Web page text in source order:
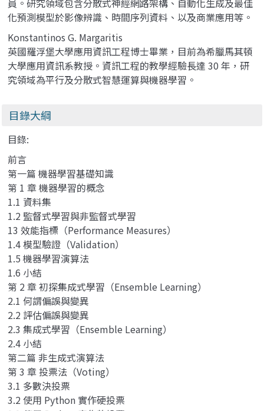
化預測模型於影像辨識、時間序列資料、以及商業應用等。
Konstantinos G. Margaritis
英國羅浮堡大學應用資訊工程博士畢業，目前為希臘馬其頓
大學應用資訊系教授。資訊工程的教學經驗長達 30 年，研
究領域為平行及分散式智慧運算與機器學習。
目錄大綱
目錄:
前言
第一篇 機器學習基礎知識
第 1 章 機器學習的概念
1.1 資料集
1.2 監督式學習與非監督式學習
13 效能指標（Performance Measures）
1.4 模型驗證（Validation）
1.5 機器學習演算法
1.6 小結
第 2 章 初探集成式學習（Ensemble Learning）
2.1 何謂偏誤與變異
2.2 評估偏誤與變異
2.3 集成式學習（Ensemble Learning）
2.4 小結
第二篇 非生成式演算法
第 3 章 投票法（Voting）
3.1 多數決投票
3.2 使用 Python 實作硬投票